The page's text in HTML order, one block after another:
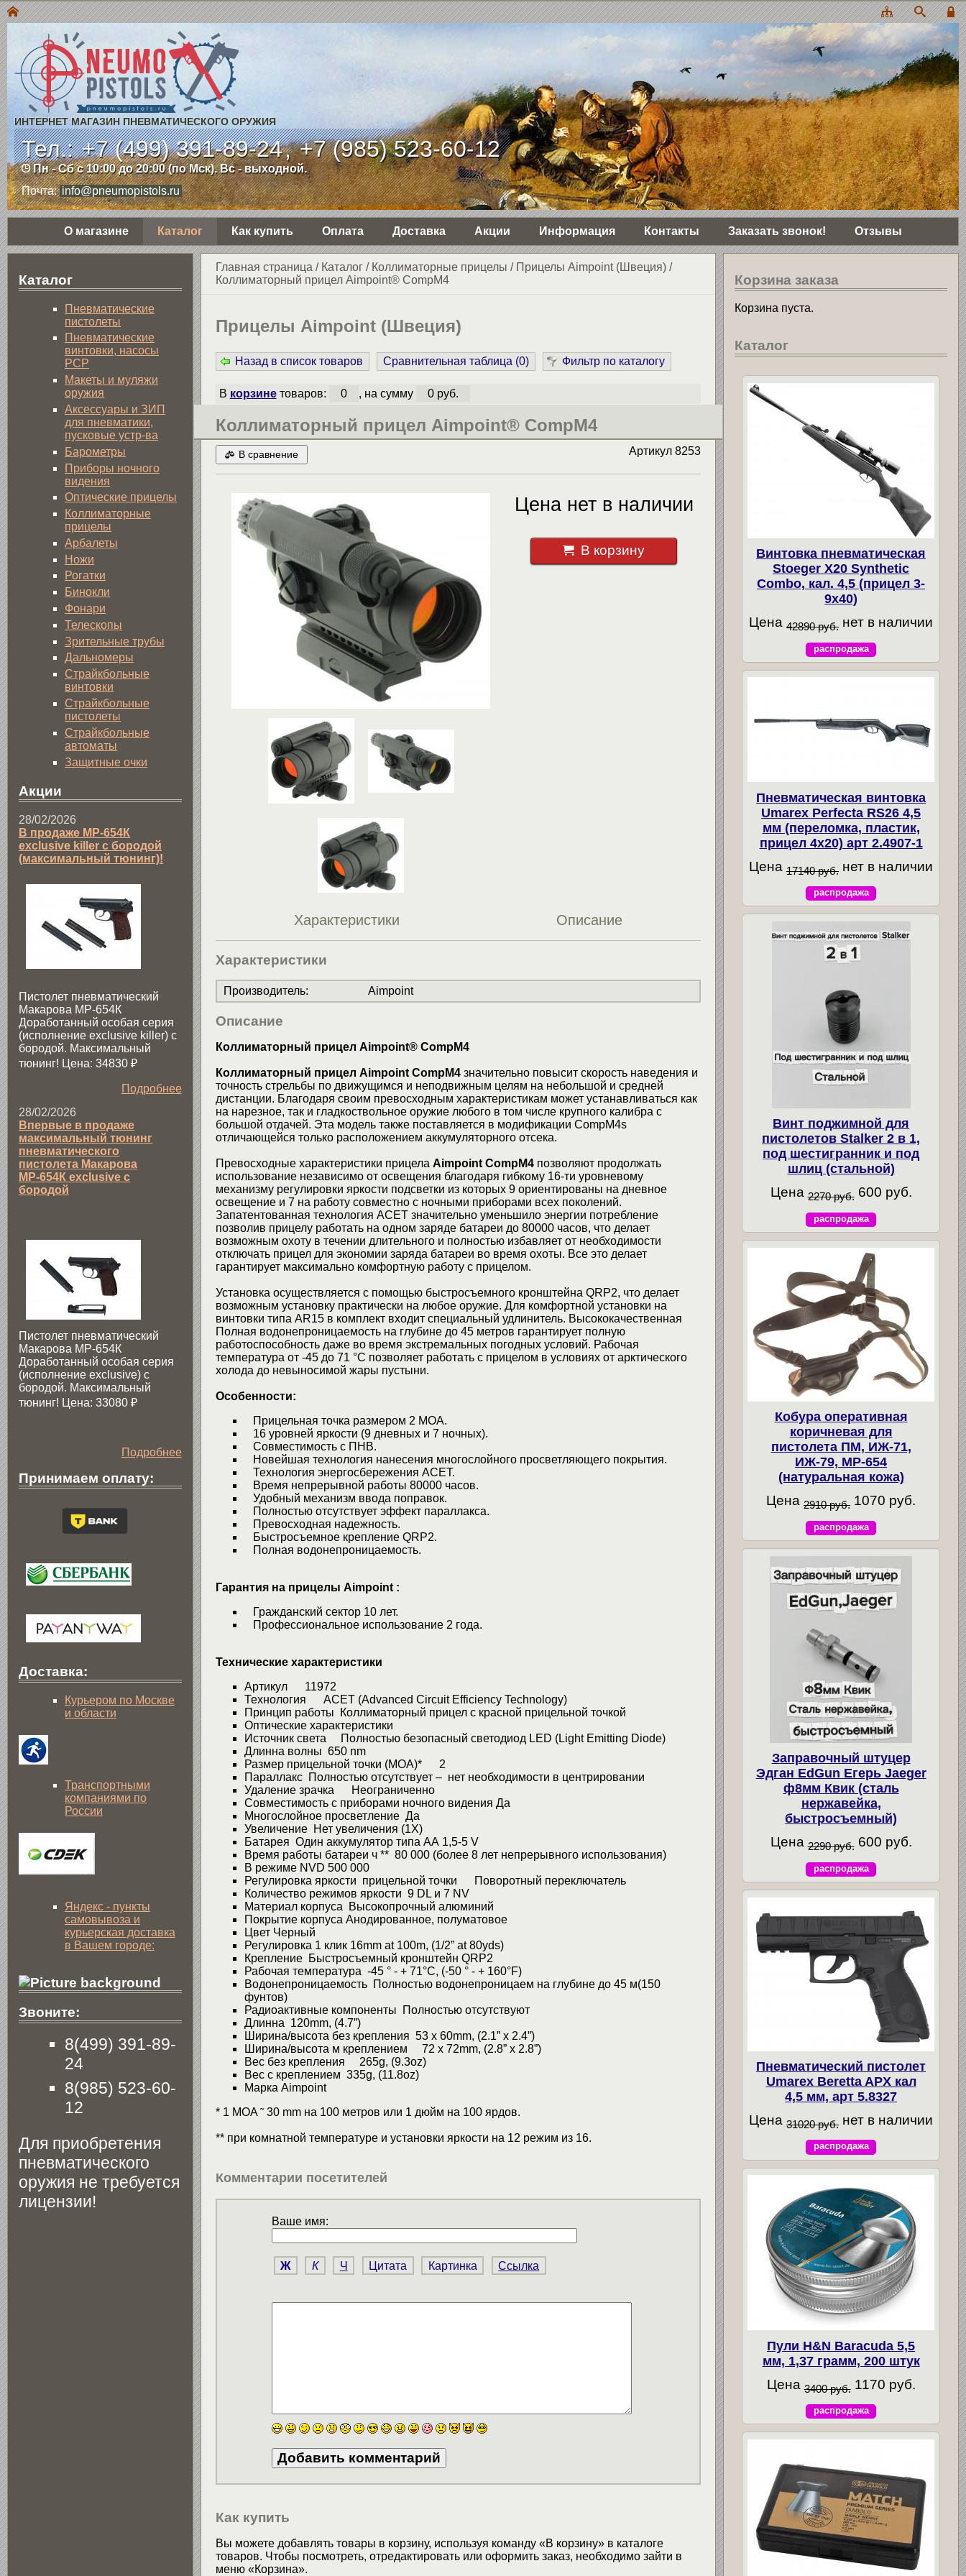
ИНТЕРНЕТ МАГАЗИН ПНЕВМАТИЧЕСКОГО ОРУЖИЯ
Тел.:+7 (499) 391-89-24,+7 (985) 523-60-12
Пн - Сб с 10:00 до 20:00 (по Мск). Вс - выходной.
Почта: info@pneumopistols.ru
О магазине Каталог Как купить Оплата Доставка Акции Информация Контакты Заказать звонок! Отзывы
Главная страница / Каталог/ Коллиматорные прицелы / Прицелы Aimpoint (Швеция)/
Коллиматорный прицел Aimpoint® CompM4
Прицелы Aimpoint (Швеция)
Назад в список товаров Сравнительная таблица (0) Фильтр по каталогу
В корзинетоваров: 0 , на сумму 0 руб.
Коллиматорный прицел Aimpoint® CompM4
В сравнение Артикул8253
Цена нет в наличии
В корзину
Характеристики Описание
Характеристики
Производитель: Aimpoint
Описание
Коллиматорный прицел Aimpoint® CompM4
Коллиматорный прицел Aimpoint CompM4значительно повысит скорость наведения и
точность стрельбы по движущимся и неподвижным целям на небольшой и средней
дистанции. Благодаря своим превосходным характеристикам может устанавливаться как
на нарезное, так и гладкоствольное оружие любого в том числе крупного калибра с
большой отдачей. Эта модель также поставляется в модификации CompM4s
отличающейся только расположением аккумуляторного отсека.
Превосходные характеристики прицела Aimpoint CompM4позволяют продолжать
использование независимо от освещения благодаря гибкому 16-ти уровневому
механизму регулировки яркости подсветки из которых 9 ориентированы на дневное
освещение и 7 на работу совместно с ночными приборами всех поколений.
Запатентованная технология ACET значительно уменьшило энергии потребление
позволив прицелу работать на одном заряде батареи до 80000 часов, что делает
возможным охоту в течении длительного и полностью избавляет от необходимости
отключать прицел для экономии заряда батареи во время охоты. Все это делает
гарантирует максимально комфортную работу с прицелом.
Установка осуществляется с помощью быстросъемного кронштейна QRP2, что делает
возможным установку практически на любое оружие. Для комфортной установки на
винтовки типа AR15 в комплект входит специальный удлинитель. Высококачественная
Полная водонепроницаемость на глубине до 45 метров гарантирует полную
работоспособность даже во время экстремальных погодных условий. Рабочая
температура от -45 до 71 °С позволяет работать с прицелом в условиях от арктического
холода до невыносимой жары пустыни.
Особенности:
Прицельная точка размером 2 МОА.
16 уровней яркости (9 дневных и 7 ночных).
Совместимость с ПНВ.
Новейшая технология нанесения многослойного просветляющего покрытия.
Технология энергосбережения АСЕТ.
Время непрерывной работы 80000 часов.
Удобный механизм ввода поправок.
Полностью отсутствует эффект параллакса.
Превосходная надежность.
Быстросъемное крепление QRP2.
Полная водонепроницаемость.
Гарантия на прицелы Aimpoint :
Гражданский сектор 10 лет.
Профессиональное использование 2 года.
Технические характеристики
Артикул 11972
Технология ACET (Advanced Circuit Efficiency Technology)
Принцип работы Коллиматорный прицел с красной прицельной точкой
Оптические характеристики
Источник света Полностью безопасный светодиод LED (Light Emitting Diode)
Длинна волны 650 nm
Размер прицельной точки (МОА)* 2
Параллакс Полностью отсутствует – нет необходимости в центрировании
Удаление зрачка Неограниченно
Совместимость с приборами ночного видения Да
Многослойное просветление Да
Увеличение Нет увеличения (1X)
Батарея Один аккумулятор типа АА 1,5-5 V
Время работы батареи ч ** 80 000 (более 8 лет непрерывного использования)
В режиме NVD 500 000
Регулировка яркости прицельной точки Поворотный переключатель
Количество режимов яркости 9 DL и 7 NV
Материал корпуса Высокопрочный алюминий
Покрытие корпуса Анодированное, полуматовое
Цвет Черный
Регулировка 1 клик 16mm at 100m, (1/2” at 80yds)
Крепление Быстросъемный кронштейн QRP2
Рабочая температура -45 ° - + 71°С, (-50 ° - + 160°F)
Водонепроницаемость Полностью водонепроницаем на глубине до 45 м(150
фунтов)
Радиоактивные компоненты Полностью отсутствуют
Длинна 120mm, (4.7”)
Ширина/высота без крепления 53 x 60mm, (2.1” x 2.4”)
Ширина/высота м креплением 72 x 72mm, (2.8” x 2.8”)
Вес без крепления 265g, (9.3oz)
Вес с креплением 335g, (11.8oz)
Марка Aimpoint
* 1 MOA ˜ 30 mm на 100 метров или 1 дюйм на 100 ярдов.
** при комнатной температуре и установки яркости на 12 режим из 16.
Комментарии посетителей
Ваше имя:
Ж К Ч Цитата Картинка Ссылка
Как купить
Вы можете добавлять товары в корзину, используя команду «В корзину» в каталоге
товаров. Чтобы посмотреть, отредактировать или оформить заказ, необходимо зайти в
меню «Корзина».
Каталог
Пнев­ма­ти­чес­кие
пистолеты
Пневматические
винтовки, насосы
PCP
Макеты и муляжи
оружия
Аксессуары и ЗИП
для пневматики,
пусковые устр-ва
Барометры
Приборы ночного
видения
Оптические прицелы
Коллиматорные
прицелы
Арбалеты
Ножи
Рогатки
Бинокли
Фонари
Телескопы
Зрительные трубы
Дальномеры
Страйкбольные
винтовки
Страйкбольные
пистолеты
Страйкбольные
автоматы
Защитные очки
Акции
28/02/2026
В продаже МР-654К
exclusive killer с бородой
(максимальный тюнинг)!
Пистолет пневматический
Макарова МР-654К
Доработанный особая серия
(исполнение exclusive killer) с
бородой. Максимальный
тюнинг! Цена: 34830 ₽
Подробнее
28/02/2026
Впервые в продаже
максимальный тюнинг
пневматического
пистолета Макарова
МР-654К exclusive с
бородой
Пистолет пневматический
Макарова МР-654К
Доработанный особая серия
(исполнение exclusive) c
бородой. Максимальный
тюнинг! Цена: 33080 ₽
Подробнее
Принимаем оплату:
Доставка:
Курьером по Москве
и области
Транспортными
компаниями по
России
Яндекс - пункты
самовывоза и
курьерская доставка
в Вашем городе:
Звоните:
8(499) 391-89-
24
8(985) 523-60-
12
Для приобретения
пневматического
оружия не требуется
лицензии!
Корзина заказа
Корзина пуста.
Каталог
Винтовка пневматическая
Stoeger X20 Synthetic
Combo, кал. 4,5 (прицел 3-
9х40)
Цена 42890 руб. нет в наличии
распродажа
Пневматическая винтовка
Umarex Perfecta RS26 4,5
мм (переломка, пластик,
прицел 4x20) арт 2.4907-1
Цена 17140 руб. нет в наличии
распродажа
Винт поджимной для
пистолетов Stalker 2 в 1,
под шестигранник и под
шлиц (стальной)
Цена 2270 руб. 600 руб.
распродажа
Кобура оперативная
коричневая для
пистолета ПМ, ИЖ-71,
ИЖ-79, МР-654
(натуральная кожа)
Цена 2910 руб. 1070 руб.
распродажа
Заправочный штуцер
Эдган EdGun Егерь Jaeger
ф8мм Квик (сталь
нержавейка,
быстросъемный)
Цена 2290 руб. 600 руб.
распродажа
Пневматический пистолет
Umarex Beretta APX кал
4,5 мм, арт 5.8327
Цена31020 руб. нет в наличии
распродажа
Пули H&N Baracuda 5,5
мм, 1,37 грамм, 200 штук
Цена 3400 руб. 1170 руб.
распродажа